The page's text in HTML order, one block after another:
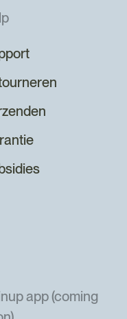
app (coming